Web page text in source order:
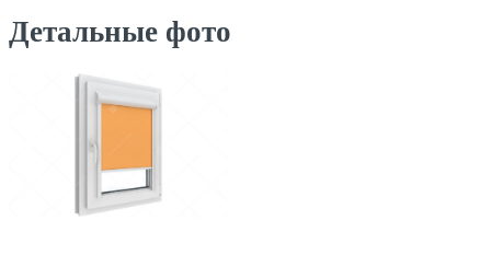
Детальные фото